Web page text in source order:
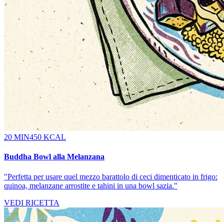
20 MIN450 KCAL
Buddha Bowl alla Melanzana
"Perfetta per usare quel mezzo barattolo di ceci dimenticato in frigo:
quinoa, melanzane arrostite e tahini in una bowl sazia."
VEDI RICETTA